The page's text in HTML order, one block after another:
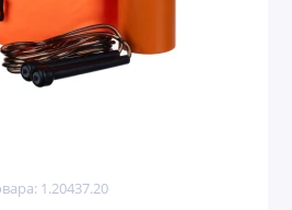
1.20437.20